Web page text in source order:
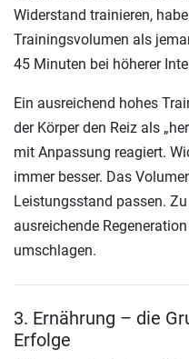
Widerstand trainieren,
Trainingsvolumen als
45 Minuten bei höherer
Ein ausreichend hohes
der Körper den Reiz als
mit Anpassung reagiert.
immer besser. Das
Leistungsstand passen.
ausreichende
umschlagen.
3. Ernährung – die
Erfolge